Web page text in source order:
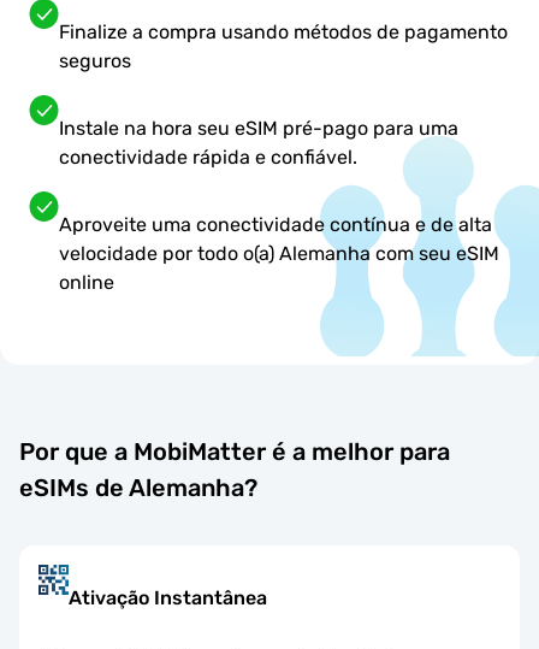
Finalize a compra usando métodos de pagamento
seguros
Instale na hora seu eSIM pré-pago para uma
conectividade rápida e confiável.
Aproveite uma conectividade contínua e de alta
velocidade por todo o(a) Alemanha com seu eSIM
online
Por que a MobiMatter é a melhor para
eSIMs de Alemanha?
Ativação Instantânea